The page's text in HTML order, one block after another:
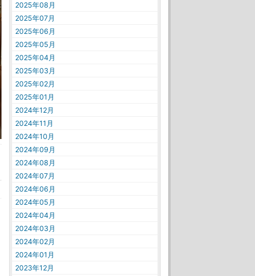
2025年08月
2025年07月
2025年06月
2025年05月
2025年04月
2025年03月
2025年02月
2025年01月
2024年12月
2024年11月
2024年10月
2024年09月
2024年08月
2024年07月
2024年06月
2024年05月
2024年04月
2024年03月
2024年02月
2024年01月
2023年12月